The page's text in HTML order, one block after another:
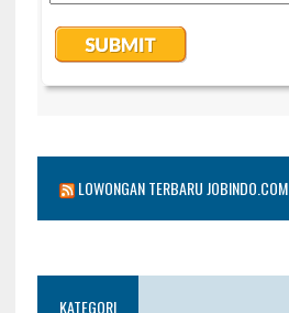
LOWONGAN TERBARU JOBINDO.COM
KATEGORI